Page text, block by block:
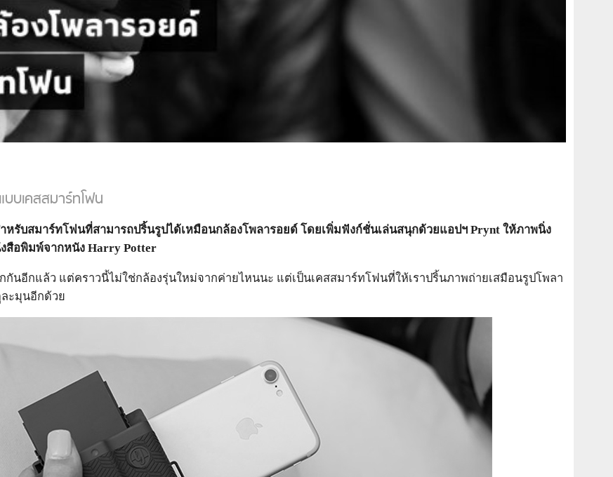
บเคสสมาร์ทโฟน
หรับสมาร์ทโฟนที่สามารถปริ้นรูปได้เหมือนกล้องโพลารอยด์ โดยเพิ่มฟังก์ชั่นเล่นสนุกด้วยแอปฯ Prynt ให้ภาพนิ่ง
สือพิมพ์จากหนัง Harry Potter
นอีกแล้ว แต่คราวนี้ไม่ใช่กล้องรุ่นใหม่จากค่ายไหนนะ แต่เป็นเคสสมาร์ทโฟนที่ให้เราปริ้นภาพถ่ายเสมือนรูปโพลา
ละมุนอีกด้วย